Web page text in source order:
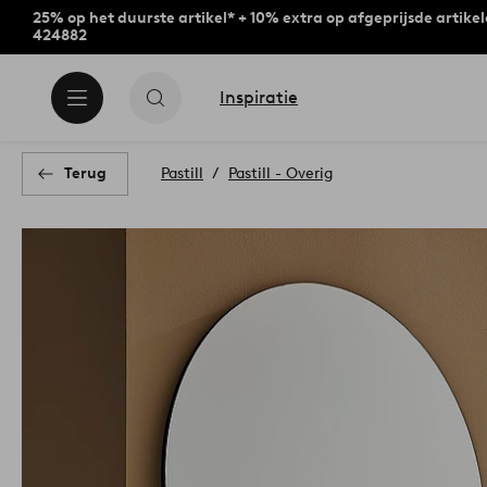
25% op het duurste artikel* + 10% extra op afgeprijsde
424882
Inspiratie
Terug Pastill Pastill - Overig